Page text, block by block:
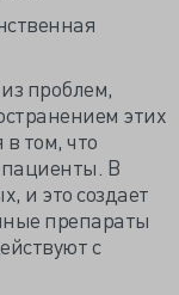
проблем,
этих
том, что
В
и это создает
препараты
с